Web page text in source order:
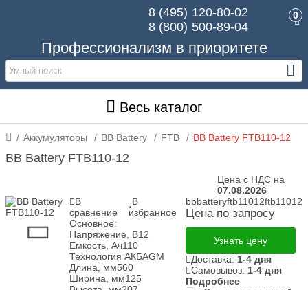
Профессионализм в приоритете
8 (495) 120-80-02
8 (800) 500-89-04
0
Весь каталог
Аккумуляторы BB Battery FTB BB Battery FTB110-12
BB Battery FTB110-12
Цена с НДС на
07.08.2026
В
сравнение
В
избранное
Основное:
Напряжение, В12
Емкость, Ач110
Технология АКБAGM
Длина, мм560
Ширина, мм125
bbbatteryftb11012ftb11012
Цена по запросу
Узнать цену
Доставка: 1-4 дня
Самовывоз: 1-4 дня
Подробнее